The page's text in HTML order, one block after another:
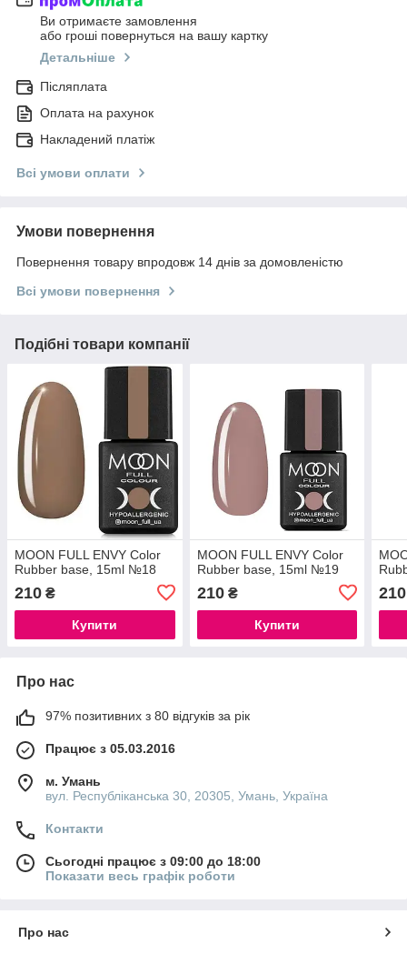
Ви отримаєте замовлення
або гроші повернуться на вашу картку
Детальніше
Післяплата
Оплата на рахунок
Накладений платіж
Всі умови оплати
Умови повернення
Повернення товару впродовж 14 днів за домовленістю
Всі умови повернення
Подібні товари компанії
MOON FULL ENVY Color
Rubber base, 15ml №18
210 ₴
Купити
MOON FULL ENVY Color
Rubber base, 15ml №19
210₴
Купити
210
Про нас
97% позитивних з 80 відгуків за рік
Працює з 05.03.2016
м. Умань
вул. Республіканська 30, 20305, Умань, Україна
Контакти
Сьогодні працює з 09:00 до 18:00
Показати весь графік роботи
Про нас